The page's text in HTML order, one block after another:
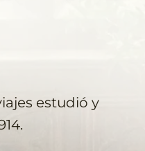
estudió y